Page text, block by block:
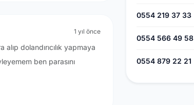
1 yıl önce
dolandırıcılık yapmaya
ben parasını
0554 219 37 33
0554 566 49 58
0554 879 22 21